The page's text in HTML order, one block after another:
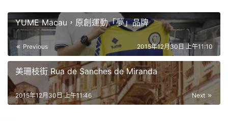
YUME Macau，原創運動「夢」品牌
Previous 2015年12月30日 上午11:10
美珊枝街 Rua de Sanches de Miranda
Next
2015年12月30日 上午11:46